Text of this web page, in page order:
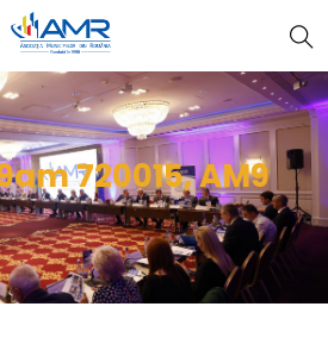
720015, AM9